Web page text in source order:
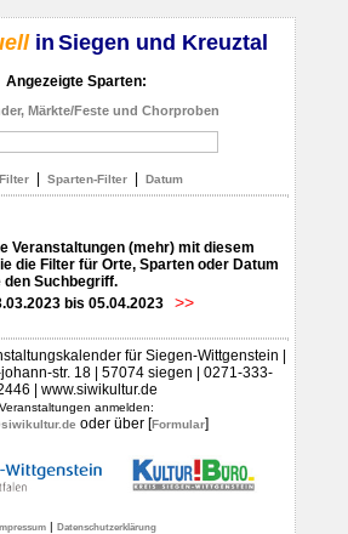
in Siegen und Kreuztal
Angezeigte Sparten:
Märkte/Feste und Chorproben
Sparten-Filter Datum
Veranstaltungen (mehr) mit diesem
die Filter für Orte, Sparten oder Datum
den Suchbegriff.
bis 05.04.2023 >>
für Siegen-Wittgenstein |
str. 18 | 57074 siegen | 0271-333-
| www.siwikultur.de
Veranstaltungen anmelden:
oder über [Formular]
Impressum | Datenschutzerklärung